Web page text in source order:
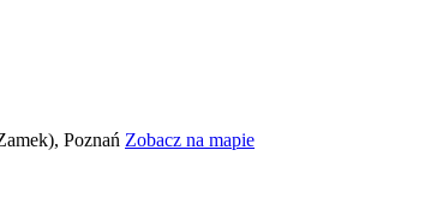
Poznań Zobacz na mapie